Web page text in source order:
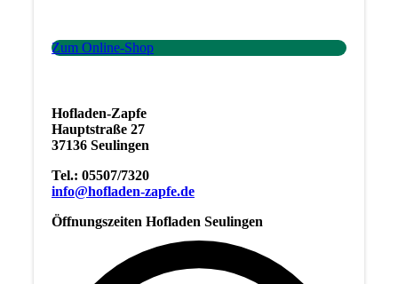
Zum Online-Shop
Hofladen-Zapfe
Hauptstraße 27
37136 Seulingen
Tel.: 05507/7320
info@hofladen-zapfe.de
Öffnungszeiten Hofladen Seulingen